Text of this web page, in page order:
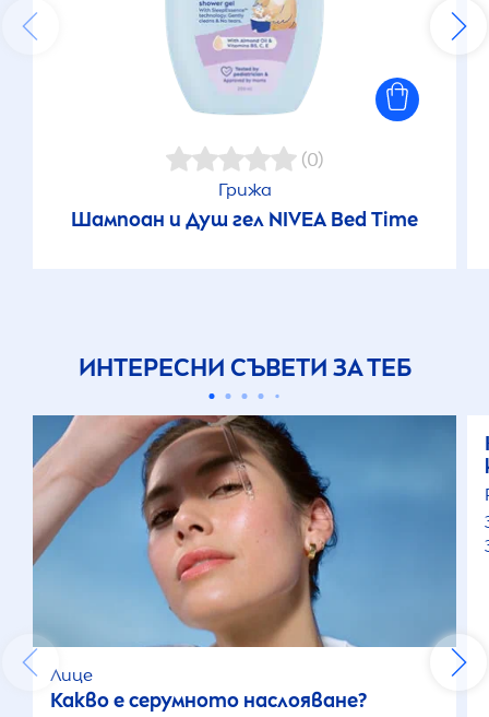
(0)
Грижа
Шампоан и Душ гел NIVEA Bed Time
ИНТЕРЕСНИ СЪВЕТИ ЗА ТЕБ
Лице
Какво е серумното наслояване?